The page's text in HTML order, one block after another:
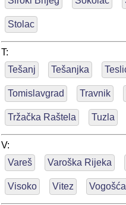
Stolac
T:
Tešanj
Tešanjka
Tomislavgrad Travnik
Tržačka Raštela Tuzla
V:
Vareš
Varoška Rijeka
Visoko Vitez Vogošća